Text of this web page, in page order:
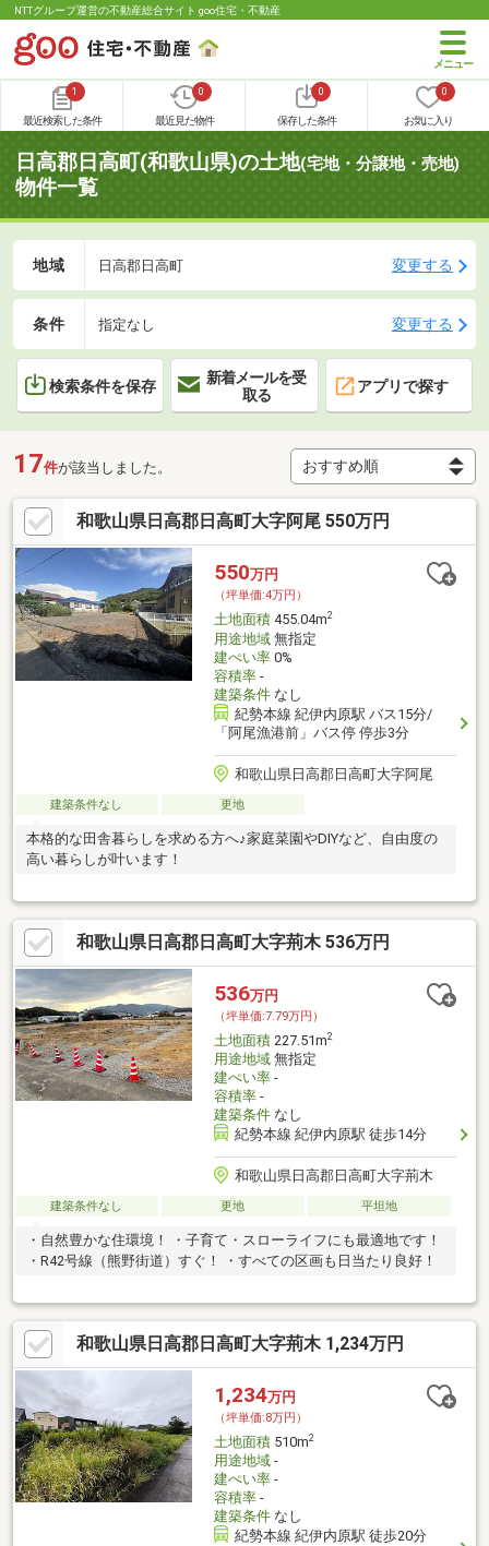
NTTグループ運営の不動産総合サイト goo住宅・不動産
1
最近検索した条件
0
最近見た物件
0
保存した条件
0
お気に入り
日高郡日高町(和歌山県)の土地(宅地・分譲地・売地)
物件一覧
地域 日高郡日高町 変更する
条件 指定なし 変更する
検索条件を保存
新着メールを受
取る
アプリで探す
17件が該当しました。
和歌山県日高郡日高町大字阿尾 550万円
550万円
（坪単価:4万円）
土地面積455.04m2
用途地域無指定
建ぺい率0%
容積率-
建築条件なし
紀勢本線 紀伊内原駅 バス15分/
「阿尾漁港前」バス停 停歩3分
和歌山県日高郡日高町大字阿尾
建築条件なし 更地
本格的な田舎暮らしを求める方へ♪家庭菜園やDIYなど、自由度の
高い暮らしが叶います！
和歌山県日高郡日高町大字荊木 536万円
536万円
（坪単価:7.79万円）
土地面積227.51m2
用途地域無指定
建ぺい率-
容積率-
建築条件なし
紀勢本線 紀伊内原駅 徒歩14分
和歌山県日高郡日高町大字荊木
建築条件なし 更地 平坦地
・自然豊かな住環境！ ・子育て・スローライフにも最適地です！
・R42号線（熊野街道）すぐ！ ・すべての区画も日当たり良好！
和歌山県日高郡日高町大字荊木 1,234万円
1,234万円
（坪単価:8万円）
土地面積510m2
用途地域-
建ぺい率-
容積率-
建築条件なし
紀勢本線 紀伊内原駅 徒歩20分